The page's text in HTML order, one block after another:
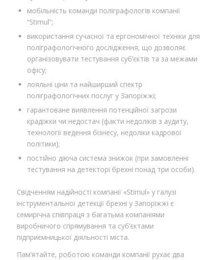
мобільність команди поліграфологів компанії
“Stimul”;
використання сучасної та ергономічної техніки для
поліграфологічного дослідження, що дозволяє
організовувати тестування суб’єктів та за межами
офісу;
лояльні ціни та найширший спектр
поліграфологічних послуг у Запоріжжі;
гарантоване виявлення потенційної загрози
крадіжки чи недостач (факти недоліків з аудиту,
технології ведення бізнесу, недоліки кадрової
політики);
постійно діюча система знижок (при замовленні
тестування на детекторі брехні понад три особи).
Свідченням надійності компанії «Stimul» у галузі
інструментальної детекції брехні у Запоріжжі є
семирічна співпраця з багатьма компаніями
виробничого спрямування та суб’єктами
підприємницької діяльності міста.
Пам’ятайте, роботою команди компанії рухає два